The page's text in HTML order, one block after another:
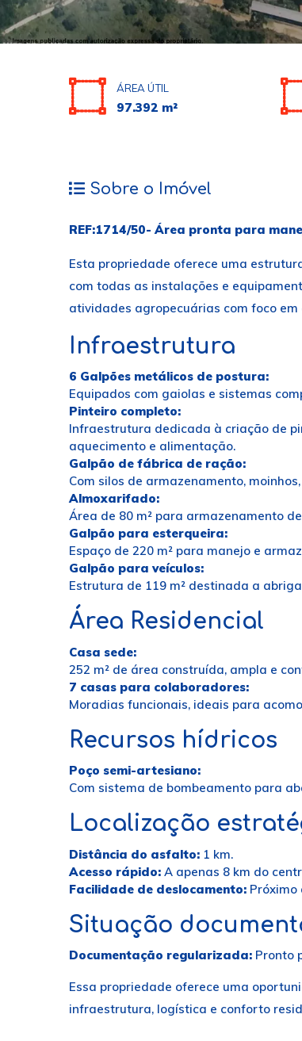
ÁREA ÚTIL
97.392 m²
Sobre o Imóvel
REF:1714/50- Área pronta para
Esta propriedade oferece uma
com todas as instalações e
atividades agropecuárias com foco
Infraestrutura
6 Galpões metálicos de postura:
Equipados com gaiolas e sistemas
Pinteiro completo:
Infraestrutura dedicada à criação de
aquecimento e alimentação.
Galpão de fábrica de ração:
Com silos de armazenamento,
Almoxarifado:
Área de 80 m² para armazenamento
Galpão para esterqueira:
Espaço de 220 m² para manejo e
Galpão para veículos:
Estrutura de 119 m² destinada a
Área Residencial
Casa sede:
252 m² de área construída, ampla e
7 casas para colaboradores:
Moradias funcionais, ideais para
Recursos hídricos
Poço semi-artesiano:
Com sistema de bombeamento para
Localização
Distância do asfalto: 1 km.
Acesso rápido: A apenas 8 km do
Facilidade de deslocamento: Próximo
Situação
Documentação regularizada: Pronto
Essa propriedade oferece uma
infraestrutura, logística e conforto